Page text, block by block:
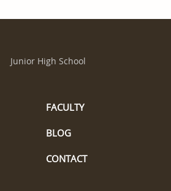
Junior High School
FACULTY
BLOG
CONTACT